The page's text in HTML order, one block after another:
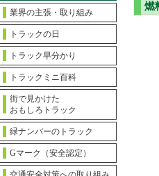
業界の主張・取り組み
トラックの日
トラック早分かり
トラックミニ百科
街で見かけた
おもしろトラック
緑ナンバーのトラック
Gマーク（安全認定）
燃